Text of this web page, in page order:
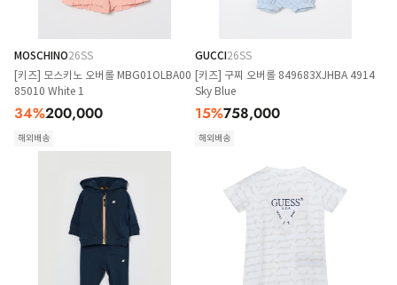
MOSCHINO26SS
[키즈] 모스키노 오버롤 MBG01OLBA00
85010 White 1
34%200,000
해외배송
GUCCI26SS
[키즈] 구찌 오버롤 849683XJHBA 4914
Sky Blue
15%758,000
해외배송